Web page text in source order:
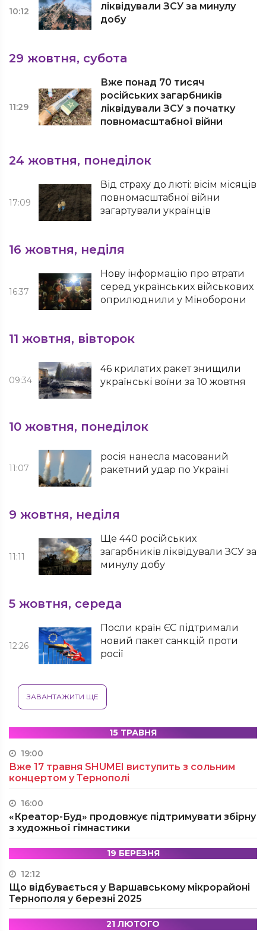
10:12
ліквідували ЗСУ за минулу
добу
29 жовтня, субота
11:29
Вже понад 70 тисяч
російських загарбників
ліквідували ЗСУ з початку
повномасштабної війни
24 жовтня, понеділок
17:09
Від страху до люті: вісім місяців
повномасштабної війни
загартували українців
16 жовтня, неділя
16:37
Нову інформацію про втрати
серед українських військових
оприлюднили у Міноборони
11 жовтня, вівторок
09:34
46 крилатих ракет знищили
українські воїни за 10 жовтня
10 жовтня, понеділок
11:07
росія нанесла масований
ракетний удар по Україні
9 жовтня, неділя
11:11
Ще 440 російських
загарбників ліквідували ЗСУ за
минулу добу
5 жовтня, середа
12:26
Посли країн ЄС підтримали
новий пакет санкцій проти
росії
ЗАВАНТАЖИТИ ЩЕ
15 ТРАВНЯ
19:00
Вже 17 травня SHUMEI виступить з сольним
концертом у Тернополі
16:00
«Креатор-Буд» продовжує підтримувати збірну
з художньої гімнастики
19 БЕРЕЗНЯ
12:12
Що відбувається у Варшавському мікрорайоні
Тернополя у березні 2025
21 ЛЮТОГО